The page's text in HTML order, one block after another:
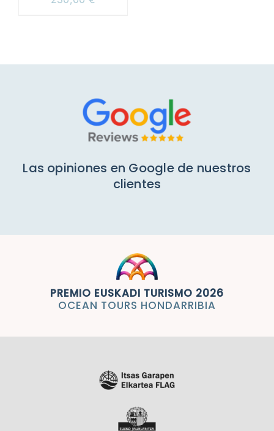
Las opiniones en Google de nuestros
clientes
PREMIO EUSKADI TURISMO 2026
OCEAN TOURS HONDARRIBIA